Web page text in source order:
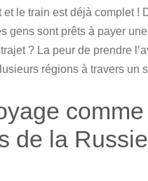
et le train est déjà complet !
gens sont prêts à payer
? La peur de prendre
régions à travers un
de la